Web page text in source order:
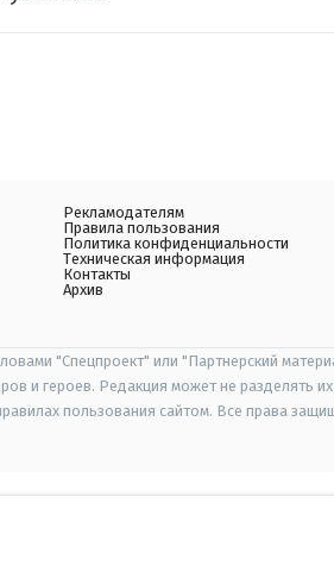
Рекламодателям
Правила пользования
Политика конфиденциальности
Техническая информация
Контакты
Архив
"Спецпроект" или "Партнерский
и героев. Редакция может не разделять
пользования сайтом. Все права